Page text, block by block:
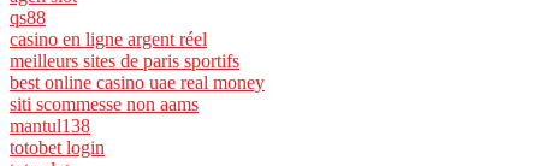
qs88
casino en ligne argent réel
meilleurs sites de paris sportifs
best online casino uae real money
siti scommesse non aams
mantul138
totobet login